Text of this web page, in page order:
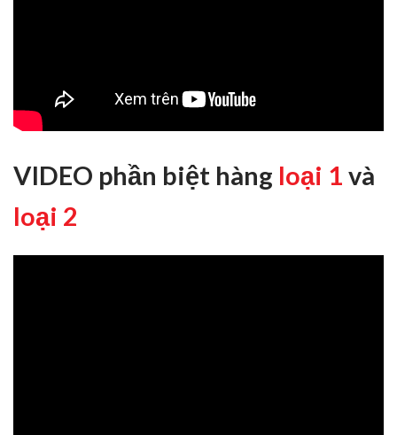
VIDEO phần biệt hàng loại 1 và
loại 2